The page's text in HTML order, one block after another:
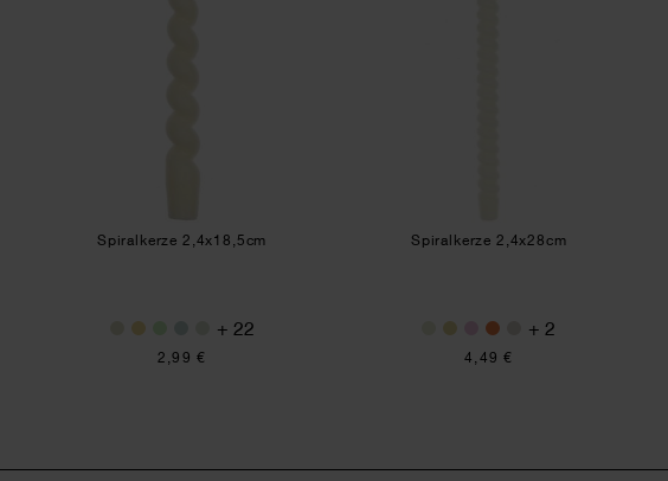
Spiralkerze 2,4x18,5cm
+ 22
2,99 €
Spiralkerze 2,4x28cm
+ 2
4,49 €